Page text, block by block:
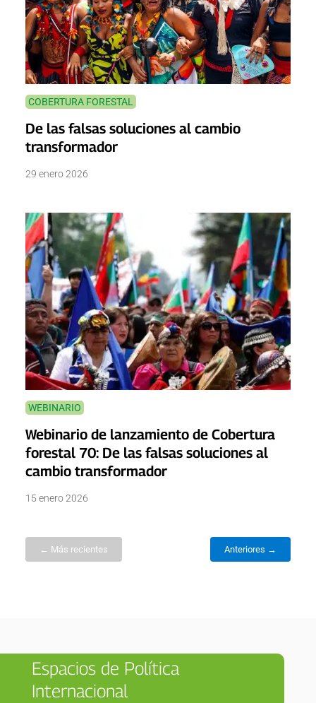
COBERTURA FORESTAL
De las falsas soluciones al cambio
transformador
29 enero 2026
WEBINARIO
Webinario de lanzamiento de Cobertura
forestal 70: De las falsas soluciones al
cambio transformador
15 enero 2026
← Más recientes Anteriores →
Espacios de Política
Internacional